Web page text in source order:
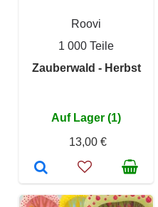
Roovi
1 000 Teile
Zauberwald - Herbst
Auf Lager (1)
13,00 €